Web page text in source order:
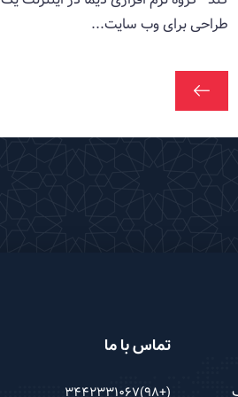
طراحی برای وب سایت...
تماس با ما